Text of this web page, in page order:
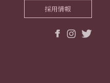
採用情報